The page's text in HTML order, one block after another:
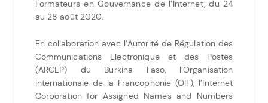
Formateurs en Gouvernance de l’Internet, du 24
au 28 août 2020.
En collaboration avec l’Autorité de Régulation des
Communications Electronique et des Postes
(ARCEP) du Burkina Faso, l’Organisation
Internationale de la Francophonie (OIF), l’Internet
Corporation for Assigned Names and Numbers